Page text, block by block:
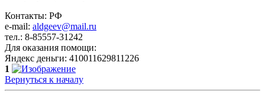
Контакты: РФ
e-mail: aldgeev@mail.ru
тел.: 8-85557-31242
Для оказания помощи:
Яндекс деньги: 410011629811226
1
Вернуться к началу